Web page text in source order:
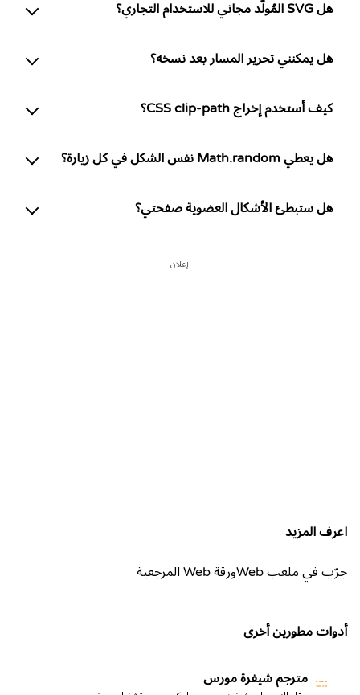
هل SVG المُولَّد مجاني للاستخدام التجاري؟
هل يمكنني تحرير المسار بعد نسخه؟
كيف أستخدم إخراج CSS clip-path؟
هل يعطي Math.random نفس الشكل في كل زيارة؟
هل ستبطئ الأشكال العضوية صفحتي؟
إعلان
اعرف المزيد
جرّب في ملعب Web ورقة Web المرجعية
أدوات مطورين أخرى
مترجم شيفرة مورس